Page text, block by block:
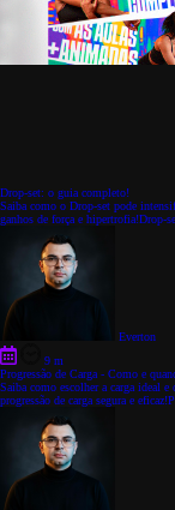
Drop-set: o guia completo!
Saiba como o Drop-set pode
ganhos de força e hipertrofia!Drop-
Everton
9 m
Progressão de Carga - Como e
Saiba como escolher a carga ideal
progressão de carga segura e